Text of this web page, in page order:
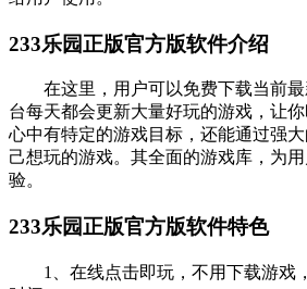
233乐园正版官方版软件介绍
在这里，用户可以免费下载当前
台每天都会更新大量好玩的游戏，让
心中有特定的游戏目标，还能通过强
己想玩的游戏。其全面的游戏库，为
验。
233乐园正版官方版软件特色
1、在线点击即玩，不用下载游戏